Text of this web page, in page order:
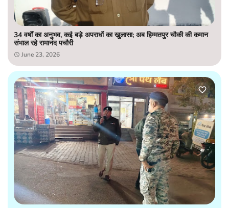
34 वर्षों का अनुभव, कई बड़े अपराधों का खुलासा; अब हिम्मतपुर चौकी की कमान
संभाल रहे रामानंद पचौरी
June 23, 2026